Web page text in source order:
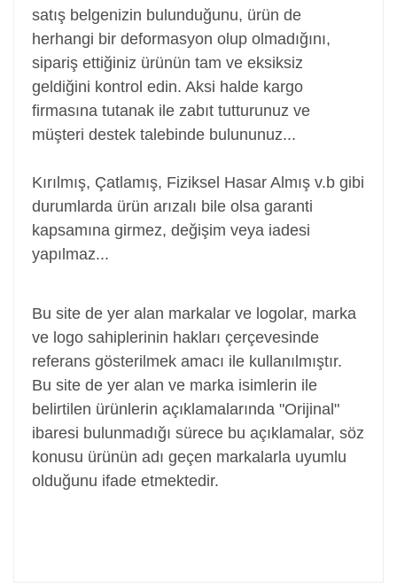
satış belgenizin bulunduğunu, ürün de
herhangi bir deformasyon olup olmadığını,
sipariş ettiğiniz ürünün tam ve eksiksiz
geldiğini kontrol edin. Aksi halde kargo
firmasına tutanak ile zabıt tutturunuz ve
müşteri destek talebinde bulununuz...
Kırılmış, Çatlamış, Fiziksel Hasar Almış v.b gibi
durumlarda ürün arızalı bile olsa garanti
kapsamına girmez, değişim veya iadesi
yapılmaz...
Bu site de yer alan markalar ve logolar, marka
ve logo sahiplerinin hakları çerçevesinde
referans gösterilmek amacı ile kullanılmıştır.
Bu site de yer alan ve marka isimlerin ile
belirtilen ürünlerin açıklamalarında "Orijinal"
ibaresi bulunmadığı sürece bu açıklamalar, söz
konusu ürünün adı geçen markalarla uyumlu
olduğunu ifade etmektedir.